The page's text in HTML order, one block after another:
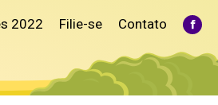
2022 Filie-se Contato